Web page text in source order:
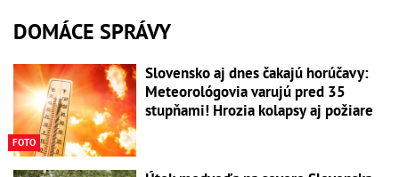
DOMÁCE SPRÁVY
FOTO
Slovensko aj dnes čakajú horúčavy:
Meteorológovia varujú pred 35
stupňami! Hrozia kolapsy aj požiare